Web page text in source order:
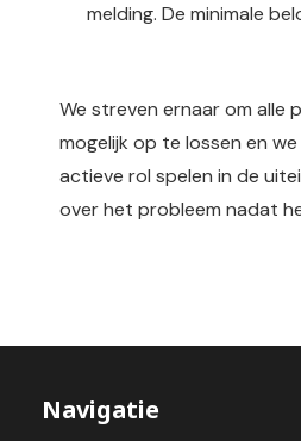
melding. De minimale
We streven ernaar om alle
mogelijk op te lossen en
actieve rol spelen in de
over het probleem nadat
Navigatie